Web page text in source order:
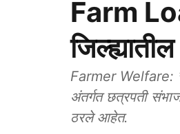
Farm
Farmer Welfare:
अंतर्गत छत्रपती
ठरले आहेत.